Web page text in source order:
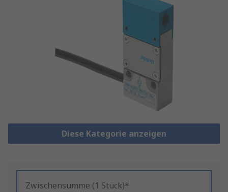
Diese Kategorie anzeigen
Zwischensumme (1 Stück)*